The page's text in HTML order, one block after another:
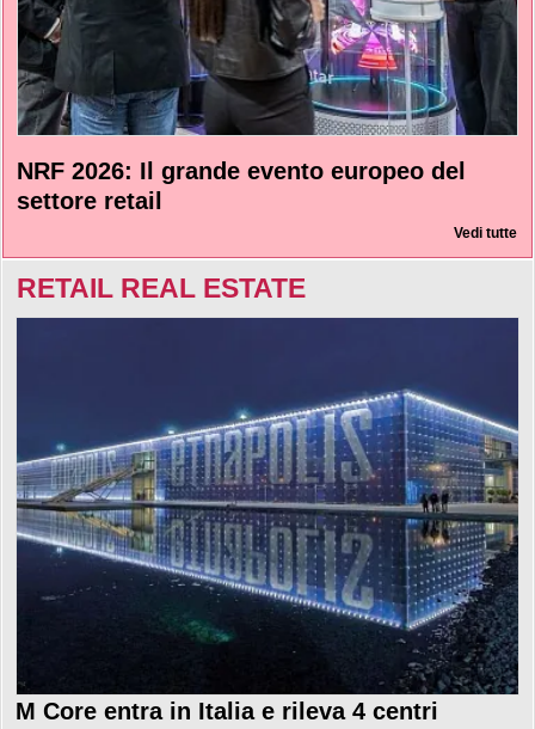
NRF 2026: Il grande evento europeo del
settore retail
Vedi tutte
RETAIL REAL ESTATE
M Core entra in Italia e rileva 4 centri